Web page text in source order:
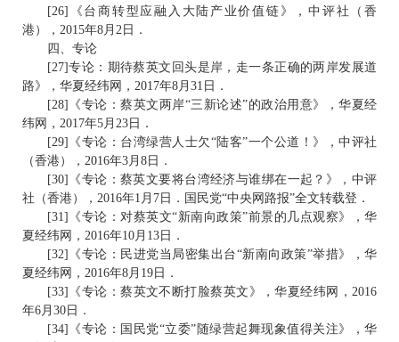
[26]《台商转型应融入大陆产业价值链》，中评社（香
港），2015年8月2日．
四、专论
[27]专论：期待蔡英文回头是岸，走一条正确的两岸发展道
路》，华夏经纬网，2017年8月31日．
[28]《专论：蔡英文两岸“三新论述”的政治用意》，华夏经
纬网，2017年5月23日．
[29]《专论：台湾绿营人士欠“陆客”一个公道！》，中评社
（香港），2016年3月8日．
[30]《专论：蔡英文要将台湾经济与谁绑在一起？》，中评
社（香港），2016年1月7日．国民党“中央网路报”全文转载登．
[31]《专论：对蔡英文“新南向政策”前景的几点观察》，华
夏经纬网，2016年10月13日．
[32]《专论：民进党当局密集出台“新南向政策”举措》，华
夏经纬网，2016年8月19日．
[33]《专论：蔡英文不断打脸蔡英文》，华夏经纬网，2016
年6月30日．
[34]《专论：国民党“立委”随绿营起舞现象值得关注》，华